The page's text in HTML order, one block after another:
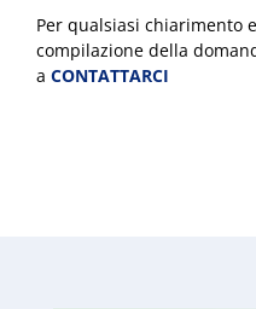
Per qualsiasi chiarimento
compilazione della
a CONTATTARCI